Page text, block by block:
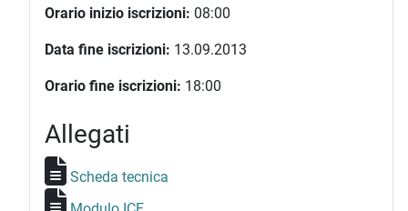
Orario inizio iscrizioni: 08:00
Data fine iscrizioni: 13.09.2013
Orario fine iscrizioni: 18:00
Allegati
Scheda tecnica